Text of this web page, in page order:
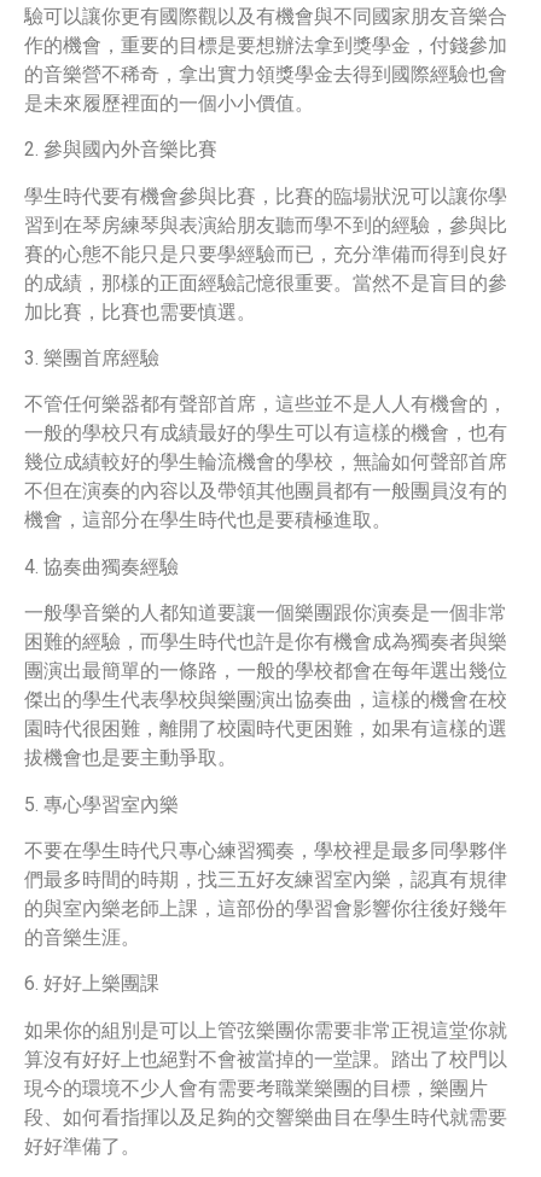
驗可以讓你更有國際觀以及有機會與不同國家朋友音樂合
作的機會，重要的目標是要想辦法拿到獎學金，付錢參加
的音樂營不稀奇，拿出實力領獎學金去得到國際經驗也會
是未來履歷裡面的一個小小價值。
2. 參與國內外音樂比賽
學生時代要有機會參與比賽，比賽的臨場狀況可以讓你學
習到在琴房練琴與表演給朋友聽而學不到的經驗，參與比
賽的心態不能只是只要學經驗而已，充分準備而得到良好
的成績，那樣的正面經驗記憶很重要。當然不是盲目的參
加比賽，比賽也需要慎選。
3. 樂團首席經驗
不管任何樂器都有聲部首席，這些並不是人人有機會的，
一般的學校只有成績最好的學生可以有這樣的機會，也有
幾位成績較好的學生輪流機會的學校，無論如何聲部首席
不但在演奏的內容以及帶領其他團員都有一般團員沒有的
機會，這部分在學生時代也是要積極進取。
4. 協奏曲獨奏經驗
一般學音樂的人都知道要讓一個樂團跟你演奏是一個非常
困難的經驗，而學生時代也許是你有機會成為獨奏者與樂
團演出最簡單的一條路，一般的學校都會在每年選出幾位
傑出的學生代表學校與樂團演出協奏曲，這樣的機會在校
園時代很困難，離開了校園時代更困難，如果有這樣的選
拔機會也是要主動爭取。
5. 專心學習室內樂
不要在學生時代只專心練習獨奏，學校裡是最多同學夥伴
們最多時間的時期，找三五好友練習室內樂，認真有規律
的與室內樂老師上課，這部份的學習會影響你往後好幾年
的音樂生涯。
6. 好好上樂團課
如果你的組別是可以上管弦樂團你需要非常正視這堂你就
算沒有好好上也絕對不會被當掉的一堂課。踏出了校門以
現今的環境不少人會有需要考職業樂團的目標，樂團片
段、如何看指揮以及足夠的交響樂曲目在學生時代就需要
好好準備了。